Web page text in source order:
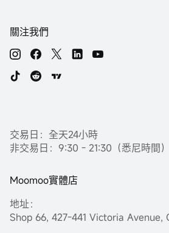
關注我們
交易日：全天24小時
非交易日：9:30 - 21:30（悉尼時間）
Moomoo實體店
地址：
Shop 66, 427-441 Victoria Avenue,